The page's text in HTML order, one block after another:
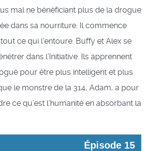
mal ne bénéficiant plus de la drogue
dans sa nourriture. Il commence
ce qui l’entoure. Buffy et Alex se
dans l’Initiative. Ils apprennent
pour être plus intelligent et plus
le monstre de la 314, Adam, a pour
ce qu’est l’humanité en absorbant la
Épisode 15